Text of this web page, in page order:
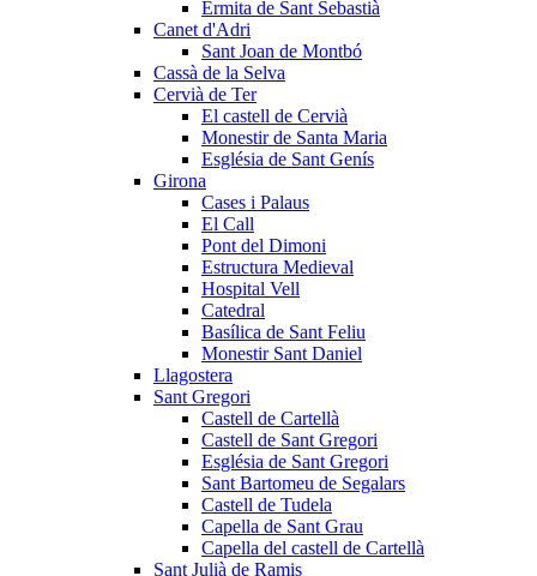
Ermita de Sant Sebastià
Canet d'Adri
Sant Joan de Montbó
Cassà de la Selva
Cervià de Ter
El castell de Cervià
Monestir de Santa Maria
Església de Sant Genís
Girona
Cases i Palaus
El Call
Pont del Dimoni
Estructura Medieval
Hospital Vell
Catedral
Basílica de Sant Feliu
Monestir Sant Daniel
Llagostera
Sant Gregori
Castell de Cartellà
Castell de Sant Gregori
Església de Sant Gregori
Sant Bartomeu de Segalars
Castell de Tudela
Capella de Sant Grau
Capella del castell de Cartellà
Sant Julià de Ramis